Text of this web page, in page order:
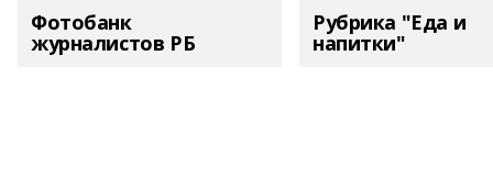
Фотобанк
журналистов РБ
Рубрика "Еда и
напитки"